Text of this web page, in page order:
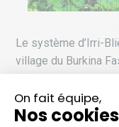
Le système d’Irri-
village du Burkina
communauté un
de goyaves